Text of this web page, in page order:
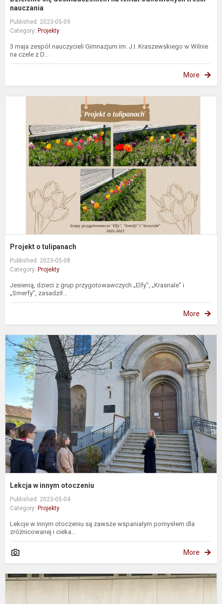
nauczania
Published: 2023-05-09
Category: Projekty
3 maja zespół nauczycieli Gimnazjum im. J.I. Kraszewskiego w Wilnie
na czele z D...
More
Projekt o tulipanach
Published: 2023-05-08
Category: Projekty
Jesienią, dzieci z grup przygotowawczych „Elfy”, „Krasnale” i
„Smerfy”, zasadził...
More
Lekcja w innym otoczeniu
Published: 2023-05-04
Category: Projekty
Lekcje w innym otoczeniu są zawsze wspaniałym pomysłem dla
zróżnicowanej i cieka...
More